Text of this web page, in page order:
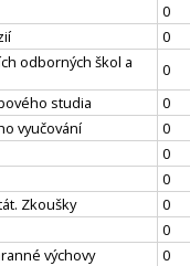
0
0
odborných škol a
0
studia
0
vyučování
0
0
0
Zkoušky
0
0
výchovy
0